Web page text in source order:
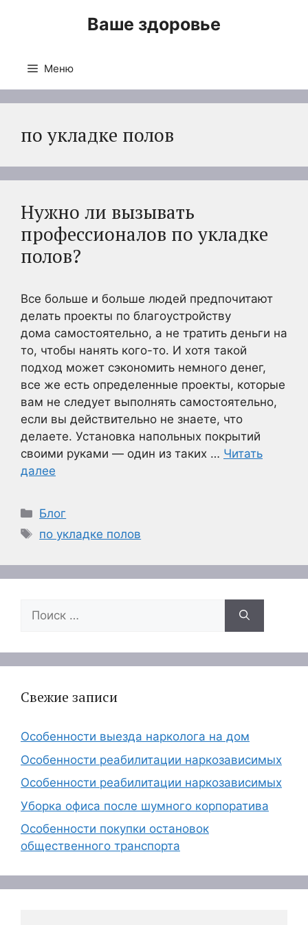
Ваше здоровье
Меню
по укладке полов
Нужно ли вызывать
профессионалов по укладке
полов?
Все больше и больше людей предпочитают
делать проекты по благоустройству
дома самостоятельно, а не тратить деньги на
то, чтобы нанять кого-то. И хотя такой
подход может сэкономить немного денег,
все же есть определенные проекты, которые
вам не следует выполнять самостоятельно,
если вы действительно не знаете, что
делаете. Установка напольных покрытий
своими руками — один из таких … Читать
далее
Рубрики
Блог
Метки
по укладке полов
Поиск:
Свежие записи
Особенности выезда нарколога на дом
Особенности реабилитации наркозависимых
Особенности реабилитации наркозависимых
Уборка офиса после шумного корпоратива
Особенности покупки остановок
общественного транспорта